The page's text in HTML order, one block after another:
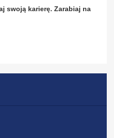
swoją karierę. Zarabiaj na